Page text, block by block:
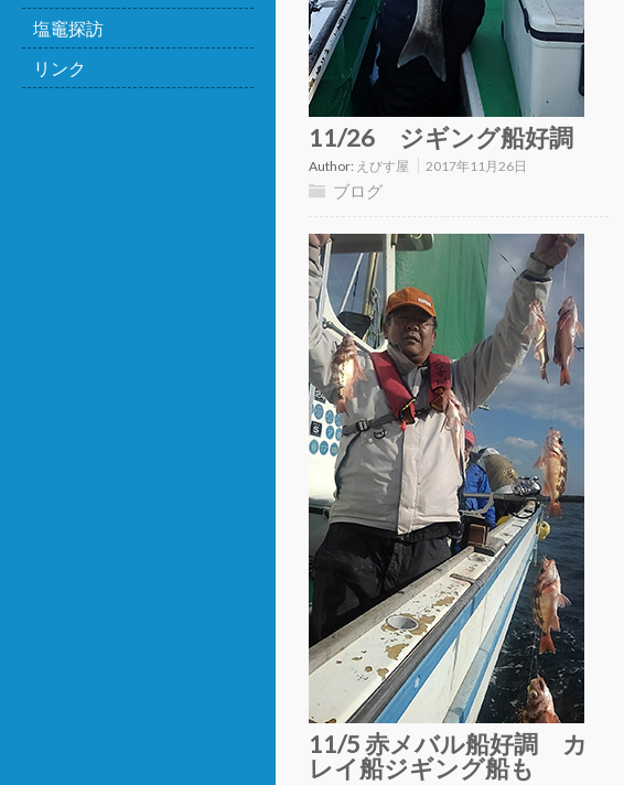
塩竈探訪
リンク
11/26 ジギング船好調
Author: えびす屋 2017年11月26日
ブログ
11/5 赤メバル船好調 カ
レイ船ジギング船も